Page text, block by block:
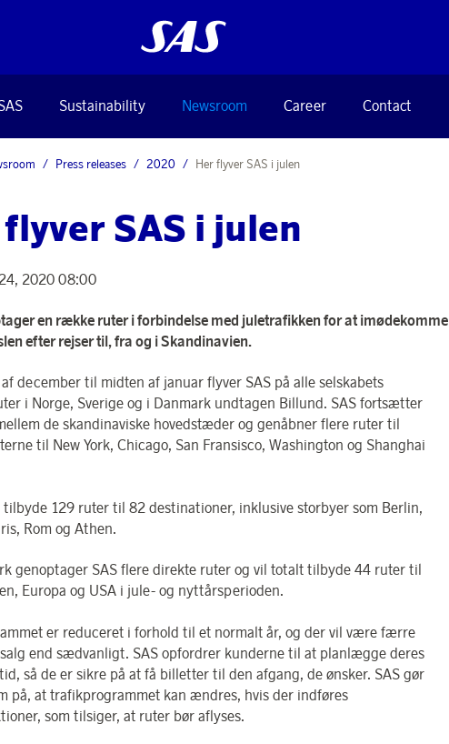
Sustainability Newsroom Career Contact
Press releases 2020 Her flyver SAS i julen
SAS i julen
2020 08:00
en række ruter i forbindelse med juletrafikken for at imødekomme
efter rejser til, fra og i Skandinavien.
december til midten af januar flyver SAS på alle selskabets
i Norge, Sverige og i Danmark undtagen Billund. SAS fortsætter
de skandinaviske hovedstæder og genåbner flere ruter til
til New York, Chicago, San Fransisco, Washington og Shanghai
tilbyde 129 ruter til 82 destinationer, inklusive storbyer som Berlin,
Rom og Athen.
genoptager SAS flere direkte ruter og vil totalt tilbyde 44 ruter til
Europa og USA i jule- og nyttårsperioden.
er reduceret i forhold til et normalt år, og der vil være færre
end sædvanligt. SAS opfordrer kunderne til at planlægge deres
så de er sikre på at få billetter til den afgang, de ønsker. SAS gør
på, at trafikprogrammet kan ændres, hvis der indføres
som tilsiger, at ruter bør aflyses.